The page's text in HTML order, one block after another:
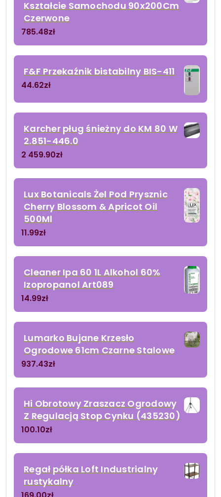
Kształcie Samochodu 90x200Cm
Czerwone
785.48zł
F&F Przekaźnik bistabilny BIS-411
44.62zł
Karcher pług śnieżny do KM 80 W
2.851-446.0
2 459.90zł
Lux Botanicals Żel Pod Prysznic
Cherry Blossom & Apricot Oil
500Ml
11.99zł
Cleaner Ipa 60 1L Alkohol 60%
Izopropanol Art089
14.99zł
Lumarko Bujane Krzesło
Ogrodowe 61cm Czarne Stalowe
937.43zł
Hi Obrotowy Zraszacz Ogrodowy
Z Regulacją Stop Cynku (435230)
100.10zł
Regał półka Loft Industrialny
rustykalny